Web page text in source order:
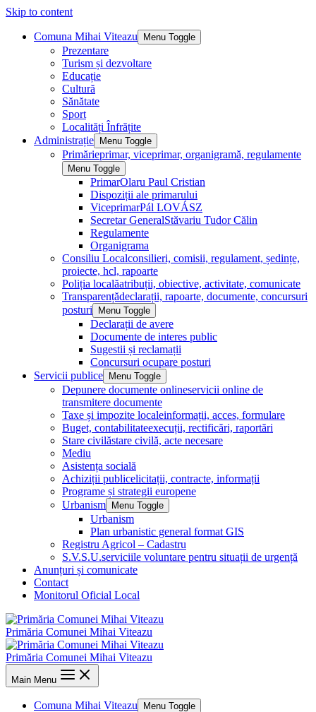
Skip to content
Comuna Mihai Viteazu Menu Toggle
Prezentare
Turism și dezvoltare
Educație
Cultură
Sănătate
Sport
Localități Înfrățite
Administrație
Menu Toggle
Primărieprimar, viceprimar, organigramă, regulamente
Menu Toggle
PrimarOlaru Paul Cristian
Dispoziții ale primarului
ViceprimarPál LOVÁSZ
Secretar GeneralStăvariu Tudor Călin
Regulamente
Organigrama
Consiliu Localconsilieri, comisii, regulament, ședințe,
proiecte, hcl, rapoarte
Poliția localăatribuții, obiective, activitate, comunicate
Transparențădeclarații, rapoarte, documente, concursuri
posturi
Menu Toggle
Declarații de avere
Documente de interes public
Sugestii și reclamații
Concursuri ocupare posturi
Servicii publice
Menu Toggle
Depunere documente onlineservicii online de
transmitere documente
Taxe și impozite localeinformații, acces, formulare
Buget, contabilitateexecuții, rectificări, raportări
Stare civilăstare civilă, acte necesare
Mediu
Asistența socială
Achiziții publicelicitații, contracte, informații
Programe și strategii europene
Urbanism
Menu Toggle
Urbanism
Plan urbanistic general format GIS
Registru Agricol – Cadastru
S.V.S.U.serviciile voluntare pentru situații de urgență
Anunțuri și comunicate
Contact
Monitorul Oficial Local
Primăria Comunei Mihai Viteazu
Primăria Comunei Mihai Viteazu
Main Menu
Comuna Mihai Viteazu Menu Toggle